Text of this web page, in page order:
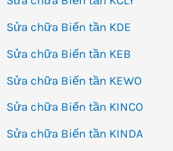
Sửa chữa Biến tần KDE
Sửa chữa Biến tần KEB
Sửa chữa Biến tần KEWO
Sửa chữa Biến tần KINCO
Sửa chữa Biến tần KINDA